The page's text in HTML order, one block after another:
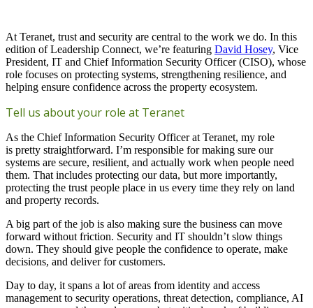
At Teranet, trust and security are central to the work we do. In this
edition of Leadership Connect, we’re featuring David Hosey, Vice
President, IT and Chief Information Security Officer (CISO), whose
role focuses on protecting systems, strengthening resilience, and
helping ensure confidence across the property ecosystem.
Tell us about your role at Teranet
As the Chief Information Security Officer at Teranet, my role
is pretty straightforward. I’m responsible for making sure our
systems are secure, resilient, and actually work when people need
them. That includes protecting our data, but more importantly,
protecting the trust people place in us every time they rely on land
and property records.
A big part of the job is also making sure the business can move
forward without friction. Security and IT shouldn’t slow things
down. They should give people the confidence to operate, make
decisions, and deliver for customers.
Day to day, it spans a lot of areas from identity and access
management to security operations, threat detection, compliance, AI